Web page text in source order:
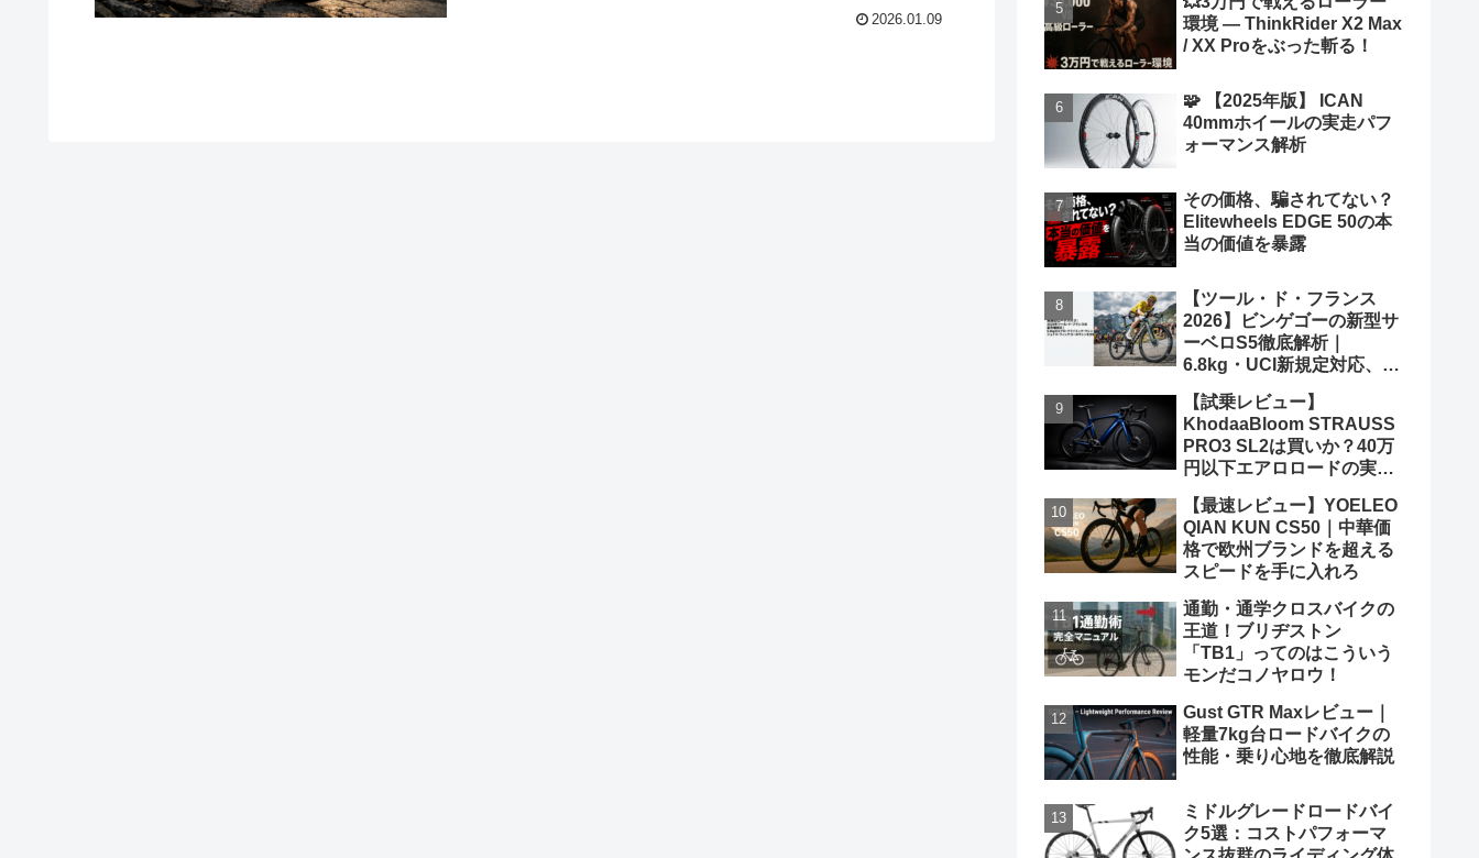
2026.01.09
環境 ― ThinkRider X2 Max
/ XX Proをぶった斬る！
🧩 【2025年版】 ICAN
40mmホイールの実走パフ
ォーマンス解析
その価格、騙されてない？
Elitewheels EDGE 50の本
当の価値を暴露
【ツール・ド・フランス
2026】ビンゲゴーの新型サ
ーベロS5徹底解析｜
6.8kg・UCI新規定対応、ポ
グランツールマシン
【試乗レビュー】
KhodaaBloom STRAUSS
PRO3 SL2は買いか？40万
円以下エアロロードの実力
斬る
【最速レビュー】YOELEO
QIAN KUN CS50｜中華価
格で欧州ブランドを超える
スピードを手に入れろ
通勤・通学クロスバイクの
王道！ブリヂストン
「TB1」ってのはこういう
モンだコノヤロウ！
Gust GTR Maxレビュー｜
軽量7kg台ロードバイクの
性能・乗り心地を徹底解説
ミドルグレードロードバイ
ク5選：コストパフォーマ